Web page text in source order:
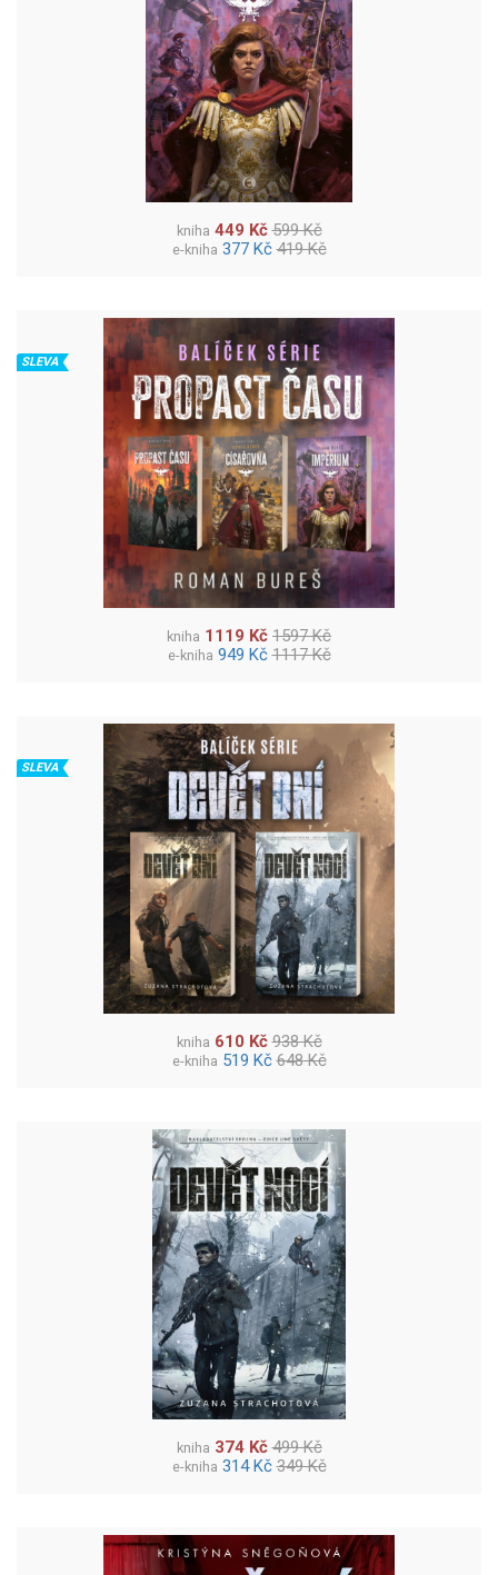
kniha 449 Kč 599 Kč
e-kniha 377 Kč 419 Kč
SLEVA
kniha 1119 Kč 1597 Kč
e-kniha 949 Kč 1117 Kč
SLEVA
kniha 610 Kč 938 Kč
e-kniha 519 Kč 648 Kč
kniha 374 Kč 499 Kč
e-kniha 314 Kč 349 Kč